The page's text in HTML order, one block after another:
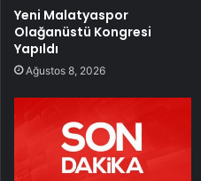
Yeni Malatyaspor
Olağanüstü Kongresi
Yapıldı
Ağustos 8, 2026